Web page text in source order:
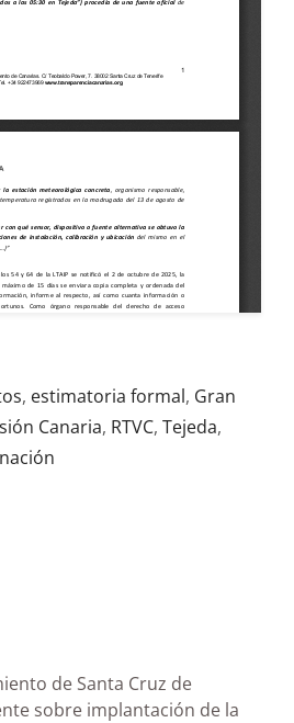
, estimatoria formal, Gran
Canaria, RTVC, Tejeda,
de Santa Cruz de
sobre implantación de la